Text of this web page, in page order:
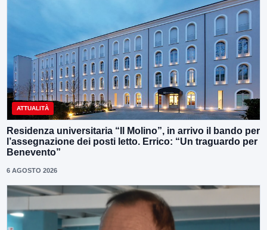
ATTUALITÀ
Residenza universitaria “Il Molino”, in arrivo il bando per
l’assegnazione dei posti letto. Errico: “Un traguardo per
Benevento”
6 AGOSTO 2026